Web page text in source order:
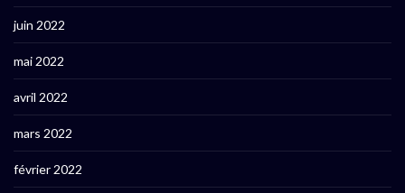
juin 2022
mai 2022
avril 2022
mars 2022
février 2022